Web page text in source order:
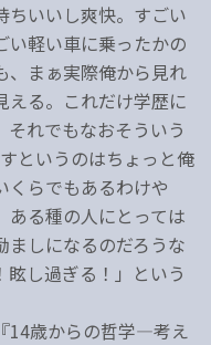
ちいいし爽快。すごい
い軽い車に乗ったかの
、まぁ実際俺から見れ
える。これだけ学歴に
れでもなおそういう
というのはちょっと俺
くらでもあるわけや
ある種の人にとっては
ましになるのだろうな
し過ぎる！」という
14歳からの哲学―考え